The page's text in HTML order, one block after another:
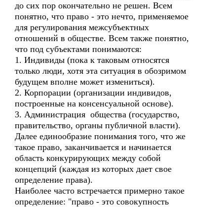
до сих пор окончательно не решен. Всем
понятно, что право - это нечто, применяемое
для регулирования межсубъектных
отношений в обществе. Всем также понятно,
что под субъектами понимаются:
1. Индивиды (пока к таковым относятся
только люди, хотя эта ситуация в обозримом
будущем вполне может измениться).
2. Корпорации (организации индивидов,
построенные на консенсуальной основе).
3. Администрация общества (государство,
правительство, органы публичной власти).
Далее единообразие понимания того, что же
такое право, заканчивается и начинается
область конкурирующих между собой
концепций (каждая из которых дает свое
определение права).
Наиболее часто встречается примерно такое
определение: "право - это совокупность